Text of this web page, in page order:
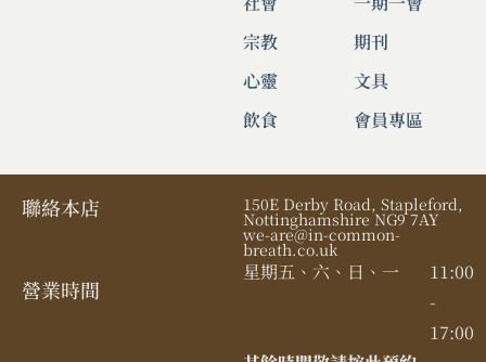
宗教
心靈
飲食
期刊
文具
會員專區
聯絡本店 150E Derby Road, Stapleford,
Nottinghamshire NG9 7AY
we-are@in-common-
breath.co.uk
營業時間​
星期五、六、日、一
11:00
-
17:00